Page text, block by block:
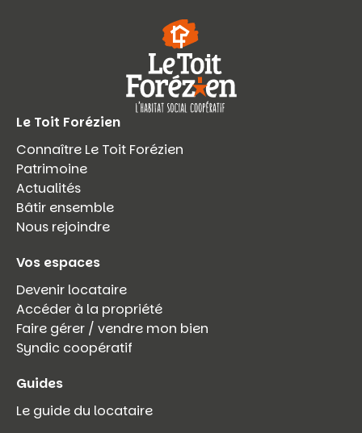
Le Toit Forézien
Connaître Le Toit Forézien
Patrimoine
Actualités
Bâtir ensemble
Nous rejoindre
Vos espaces
Devenir locataire
Accéder à la propriété
Faire gérer / vendre mon bien
Syndic coopératif
Guides
Le guide du locataire